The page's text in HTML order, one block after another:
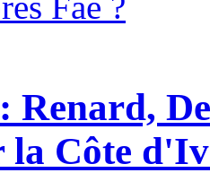
Renard,
Côte